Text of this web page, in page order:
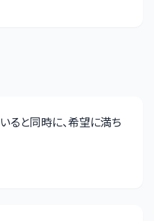
ると同時に、希望に満ち